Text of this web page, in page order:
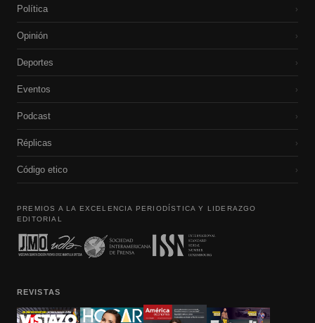
Política ›
Opinión ›
Deportes ›
Eventos ›
Podcast ›
Réplicas ›
Código etico ›
PREMIOS A LA EXCELENCIA PERIODÍSTICA Y LIDERAZGO
EDITORIAL
REVISTAS